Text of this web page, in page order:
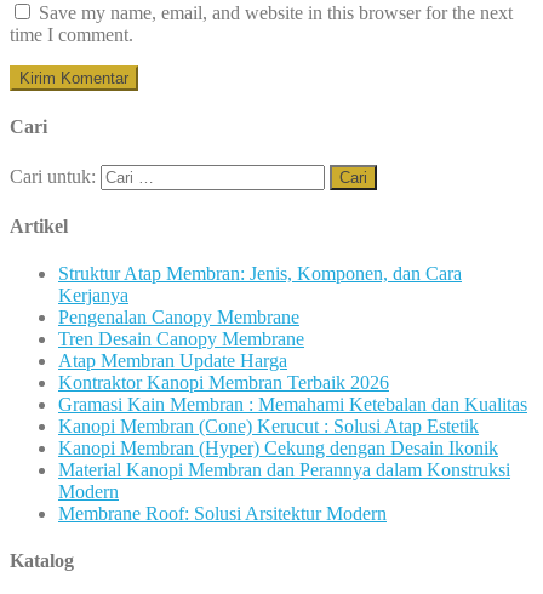
Save my name, email, and website in this browser for the next
time I comment.
Cari
Cari untuk:
Artikel
Struktur Atap Membran: Jenis, Komponen, dan Cara
Kerjanya
Pengenalan Canopy Membrane
Tren Desain Canopy Membrane
Atap Membran Update Harga
Kontraktor Kanopi Membran Terbaik 2026
Gramasi Kain Membran : Memahami Ketebalan dan Kualitas
Kanopi Membran (Cone) Kerucut : Solusi Atap Estetik
Kanopi Membran (Hyper) Cekung dengan Desain Ikonik
Material Kanopi Membran dan Perannya dalam Konstruksi
Modern
Membrane Roof: Solusi Arsitektur Modern
Katalog